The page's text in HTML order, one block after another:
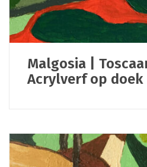
Malgosia |
Acrylverf op doek